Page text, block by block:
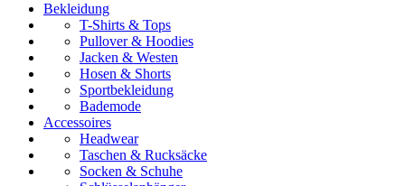
Bekleidung
T-Shirts & Tops
Pullover & Hoodies
Jacken & Westen
Hosen & Shorts
Sportbekleidung
Bademode
Accessoires
Headwear
Taschen & Rucksäcke
Socken & Schuhe